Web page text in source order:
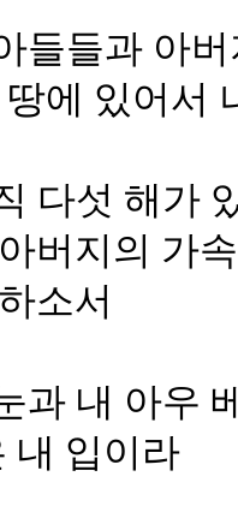
들들과 아
에 있어서
다섯 해가
버지의 가
소서
과 내 아우
내 입이라